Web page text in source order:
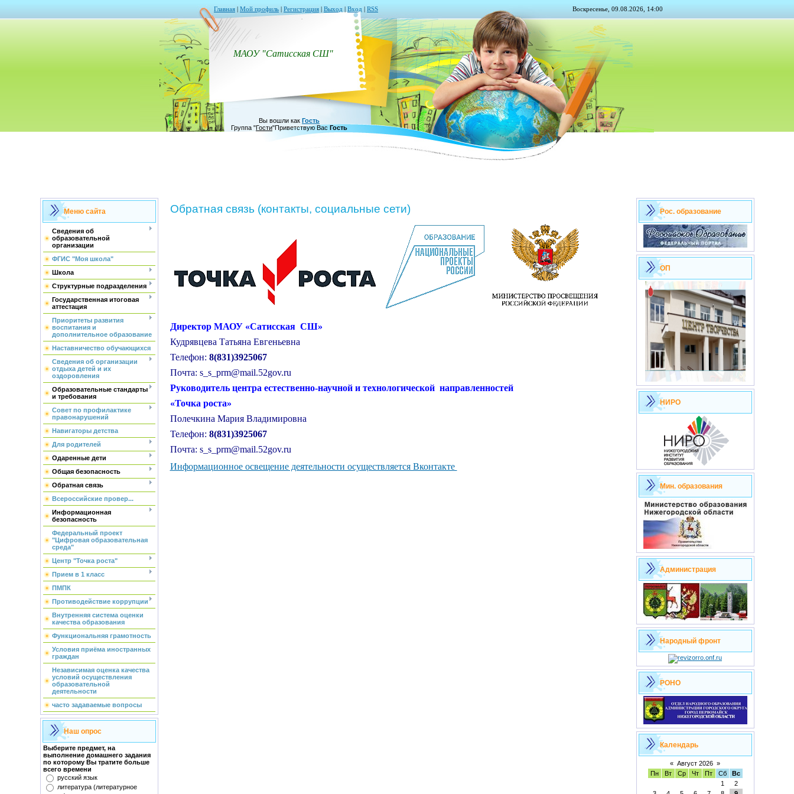
Главная Мой профиль Регистрация Выход Вход RSS Воскресенье, 09.08.2026, 14:00
МАОУ "Сатисская СШ"
Вы вошли как Гость
Группа "Гости"Приветствую Вас Гость
Меню сайта
Сведения об
образовательной
организации
ФГИС "Моя школа"
Школа
Структурные подразделения
Государственная итоговая
аттестация
Приоритеты развития
воспитания и
дополнительное образование
Наставничество обучающихся
Сведения об организации
отдыха детей и их
оздоровления
Образовательные стандарты
и требования
Совет по профилактике
правонарушений
Навигаторы детства
Для родителей
Одаренные дети
Общая безопасность
Обратная связь
Всероссийские провер...
Информационная
безопасность
Федеральный проект
"Цифровая образовательная
среда"
Центр "Точка роста"
Прием в 1 класс
ПМПК
Противодействие коррупции
Внутренняя система оценки
качества образования
Функциональняя грамотность
Условия приёма иностранных
граждан
Независимая оценка качества
условий осуществления
образовательной
деятельности
часто задаваемые вопросы
Наш опрос
Выберите предмет, на
выполнение домашнего задания
по которому Вы тратите больше
всего времени
русский язык
литература (литературное
Обратная связь (контакты, социальные сети)
Директор МАОУ «Сатисская СШ»
Кудрявцева Татьяна Евгеньевна
Телефон: 8(831)3925067
Почта: s_s_prm@mail.52gov.ru
Руководитель центра естественно-научной и технологической направленностей
«Точка роста»
Полечкина Мария Владимировна
Телефон: 8(831)3925067
Почта: s_s_prm@mail.52gov.ru
Информационное освещение деятельности осуществляется Вконтакте
Рос. образование
ОП
НИРО
Мин. образования
Администрация
Народный фронт
РОНО
Календарь
« Август 2026 »
Пн
Вт Ср Чт Пт Сб
Вс
1
2